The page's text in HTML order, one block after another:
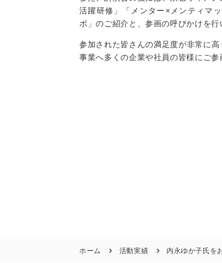
活躍研修」「メンター×メンティマ
ボ」のご紹介と、参画の呼びかけを行
参加された皆さんの満足度が非常に
事業へ多くの企業や社員の皆様にご
ホーム 活動実績 内永ゆか子氏を